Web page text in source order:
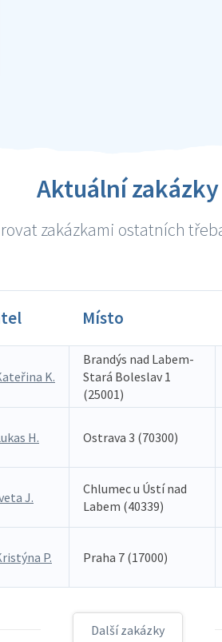
Aktuální zakázky
zakázkami ostatních
Místo
K.
Brandýs nad Labem-
Stará Boleslav 1
(25001)
H. Ostrava 3 (70300)
J.
Chlumec u Ústí nad
Labem (40339)
P. Praha 7 (17000)
Další zakázky